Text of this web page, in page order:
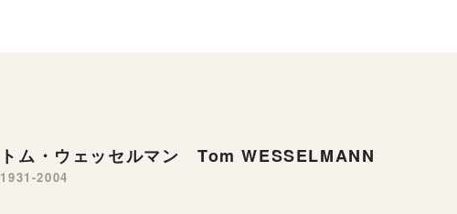
トム・ウェッセルマン Tom WESSELMANN
1931-2004